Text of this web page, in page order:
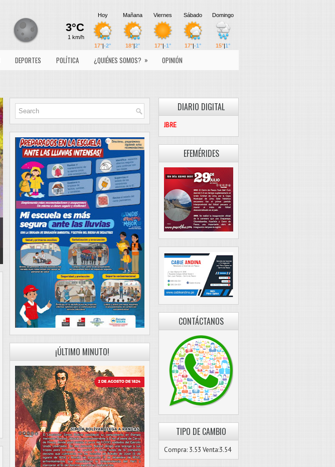
DEPORTES POLÍTICA ¿QUIÉNES SOMOS? »
OPINIÓN
¡ÚLTIMO MINUTO!
DIARIO DIGITAL
EFEMÉRIDES
CONTÁCTANOS
TIPO DE CAMBIO
Compra: 3.53 Venta:3.54